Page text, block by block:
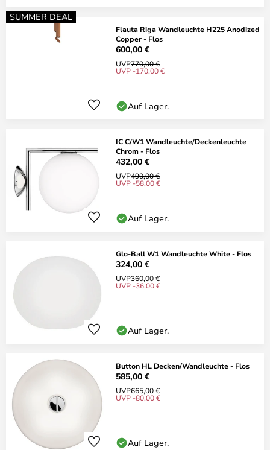
SUMMER DEAL
Flauta Riga Wandleuchte H225 Anodized
Copper - Flos
600,00 €
UVP770,00 €
UVP -170,00 €
Auf Lager.
IC C/W1 Wandleuchte/Deckenleuchte
Chrom - Flos
432,00 €
UVP490,00 €
UVP -58,00 €
Auf Lager.
Glo-Ball W1 Wandleuchte White - Flos
324,00 €
UVP360,00 €
UVP -36,00 €
Auf Lager.
Button HL Decken/Wandleuchte - Flos
585,00 €
UVP665,00 €
UVP -80,00 €
Auf Lager.